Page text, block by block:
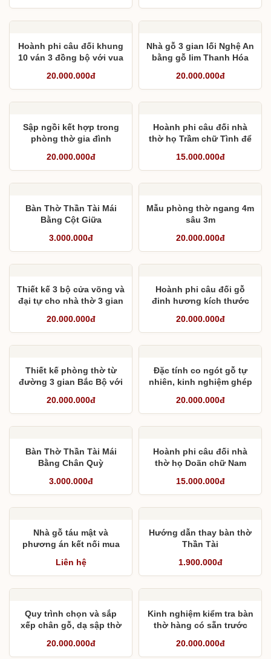
Hoành phi câu đối khung
10 ván 3 đồng bộ với vua
20.000.000đ
Nhà gỗ 3 gian lối Nghệ An
bằng gỗ lim Thanh Hóa
Lương, Tiền Hải, Thái
Bình
20.000.000đ
Sập ngồi kết hợp trong
phòng thờ gia đình
20.000.000đ
Hoành phi câu đối nhà
thờ họ Trầm chữ Tình để
huyện – Cây tiếng lâu
trăm kiếp trọn quê nhà
15.000.000đ
Bàn Thờ Thần Tài Mái
Bằng Cột Giữa
3.000.000đ
Mẫu phòng thờ ngang 4m
sâu 3m
20.000.000đ
Thiết kế 3 bộ cửa võng và
đại tự cho nhà thờ 3 gian
20.000.000đ
Hoành phi câu đối gỗ
đinh hương kích thước
20.000.000đ
Thiết kế phòng thờ từ
đường 3 gian Bắc Bộ với
3,13 m
20.000.000đ
Đặc tính co ngót gỗ tự
nhiên, kinh nghiệm ghép
mộng, én chịu lực
20.000.000đ
Bàn Thờ Thần Tài Mái
Bằng Chân Quỳ
3.000.000đ
Hoành phi câu đối nhà
thờ họ Doãn chữ Nam
cầm tôn thi
15.000.000đ
Nhà gỗ táu mật và
phương án kết nối mua
Liên hệ
Hướng dẫn thay bàn thờ
Thần Tài
1.900.000đ
Quy trình chọn và sắp
xếp chân gỗ, dạ sập thờ
20.000.000đ
Kinh nghiệm kiểm tra bàn
thờ hàng có sẵn trước
20.000.000đ